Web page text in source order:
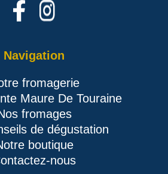
Navigation
fromagerie
Maure De Touraine
fromages
de dégustation
boutique
nous